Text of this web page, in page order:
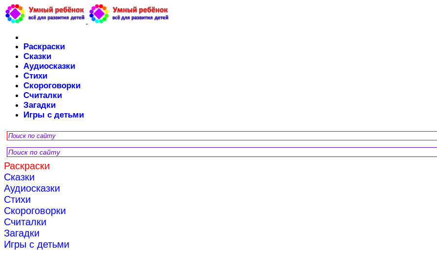
Раскраски
Сказки
Аудиосказки
Стихи
Скороговорки
Считалки
Загадки
Игры с детьми
Раскраски
Сказки
Аудиосказки
Стихи
Скороговорки
Считалки
Загадки
Игры с детьми